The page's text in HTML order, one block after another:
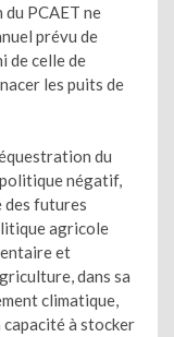
du PCAET ne
prévu de
de celle de
les puits de
du
négatif,
des futures
agricole
et
dans sa
climatique,
capacité à stocker